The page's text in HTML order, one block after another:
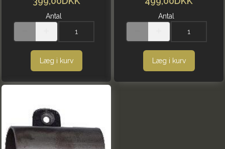
Antal
Læg i kurv
Antal
Læg i kurv